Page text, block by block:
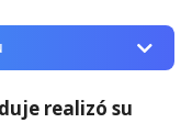
realizó su